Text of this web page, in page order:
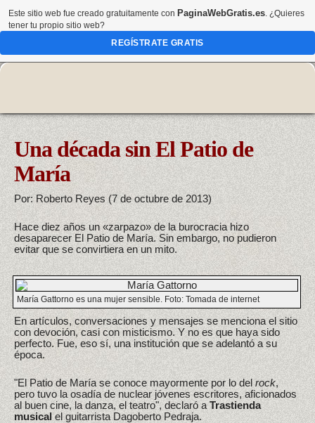
Una década sin El Patio de
María
Por: Roberto Reyes (7 de octubre de 2013)
Hace diez años un «zarpazo» de la burocracia hizo
desaparecer El Patio de María. Sin embargo, no pudieron
evitar que se convirtiera en un mito.
María Gattorno es una mujer sensible. Foto: Tomada de internet
En artículos, conversaciones y mensajes se menciona el sitio
con devoción, casi con misticismo. Y no es que haya sido
perfecto. Fue, eso sí, una institución que se adelantó a su
época.
"El Patio de María se conoce mayormente por lo delrock,
pero tuvo la osadía de nuclear jóvenes escritores, aficionados
al buen cine, la danza, el teatro", declaró a Trastienda
musicalel guitarrista Dagoberto Pedraja.
Este sitio web fue creado gratuitamente con PaginaWebGratis.es. ¿Quieres
tener tu propio sitio web?
REGÍSTRATE GRATIS